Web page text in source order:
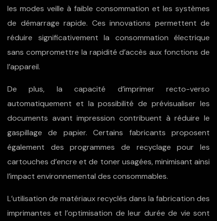
les modes veille à faible consommation et les systèmes
de démarrage rapide. Ces innovations permettent de
réduire significativement la consommation électrique
sans compromettre la rapidité d’accès aux fonctions de
l’appareil.
De plus, la capacité d’imprimer recto-verso
automatiquement et la possibilité de prévisualiser les
documents avant impression contribuent à réduire le
gaspillage de papier. Certains fabricants proposent
également des programmes de recyclage pour les
cartouches d’encre et de toner usagées, minimisant ainsi
l’impact environnemental des consommables.
L’utilisation de matériaux recyclés dans la fabrication des
imprimantes et l’optimisation de leur durée de vie sont